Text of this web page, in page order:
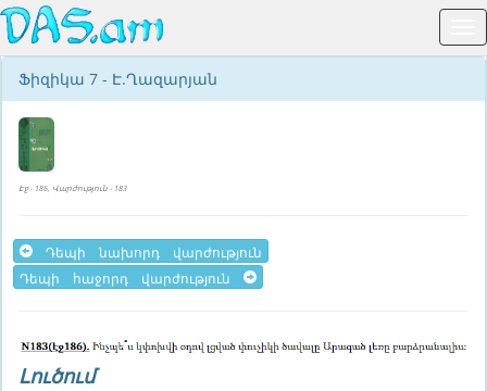
Ֆիզիկա 7 - Է.Ղազարյան
Էջ - 186, Վարժություն - 183
Դեպի նախորդ վարժություն
Դեպի հաջորդ վարժություն
Լուծում